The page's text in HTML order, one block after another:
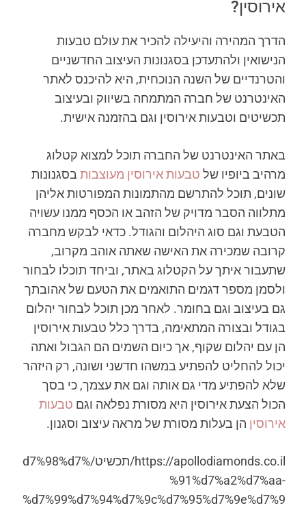
אירוסין?
הדרך המהירה והיעילה להכיר את עולם טבעות
הנישואין ולהתעדכן בסגנונות העיצוב החדשניים
והטרנדיים של השנה הנוכחית, היא להיכנס לאתר
האינטרנט של חברה המתמחה בשיווק ובעיצוב
תכשיטים וטבעות אירוסין וגם בהזמנה אישית.
באתר האינטרנט של החברה תוכל למצוא קטלוג
מרהיב ביופיו של טבעות אירוסין מעוצבות בסגנונות
שונים, תוכל להתרשם מהתמונות המפורטות אליהן
מתלווה הסבר מדויק של הזהב או הכסף ממנו עשויה
הטבעת וגם סוג היהלום והגודל. כדאי לבקש מחברה
קרובה שמכירה את האישה שאתה אוהב מקרוב,
שתעבור איתך על הקטלוג באתר, וביחד תוכלו לבחור
ולסמן מספר דגמים התואמים את הטעם של אהובתך
גם בעיצוב וגם בחומר. לאחר מכן תוכל לבחור יהלום
בגודל ובצורה המתאימה, בדרך כלל טבעות אירוסין
הן עם יהלום שקוף, אך כיום השמים הם הגבול ואתה
יכול להחליט להפתיע במשהו חדשני ושונה, רק היזהר
שלא להפתיע מדי גם אותה וגם את עצמך, כי בסך
הכול הצעת אירוסין היא מסורת נפלאה וגם טבעות
אירוסין הן בעלות מסורת של מראה עיצוב וסגנון.
https://apollodiamonds.co.il/תכשיט/%d7%98%d7
%91%d7%a2%d7%aa-
%d7%99%d7%94%d7%9c%d7%95%d7%9e%d7%9